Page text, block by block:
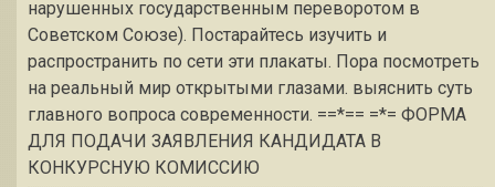
нарушенных государственным переворотом в
Советском Союзе). Постарайтесь изучить и
распространить по сети эти плакаты. Пора посмотреть
на реальный мир открытыми глазами. выяснить суть
главного вопроса современности. ==*== =*= ФОРМА
ДЛЯ ПОДАЧИ ЗАЯВЛЕНИЯ КАНДИДАТА В
КОНКУРСНУЮ КОМИССИЮ